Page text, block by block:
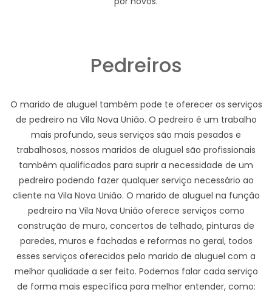
Pedreiros
O marido de aluguel também pode te oferecer os serviços
de pedreiro na Vila Nova União. O pedreiro é um trabalho
mais profundo, seus serviços são mais pesados e
trabalhosos, nossos maridos de aluguel são profissionais
também qualificados para suprir a necessidade de um
pedreiro podendo fazer qualquer serviço necessário ao
cliente na Vila Nova União. O marido de aluguel na função
pedreiro na Vila Nova União oferece serviços como
construção de muro, concertos de telhado, pinturas de
paredes, muros e fachadas e reformas no geral, todos
esses serviços oferecidos pelo marido de aluguel com a
melhor qualidade a ser feito. Podemos falar cada serviço
de forma mais específica para melhor entender, como: